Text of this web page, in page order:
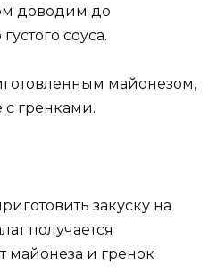
доводим до
соуса.
майонезом,
гренками.
закуску на
получается
майонеза и гренок